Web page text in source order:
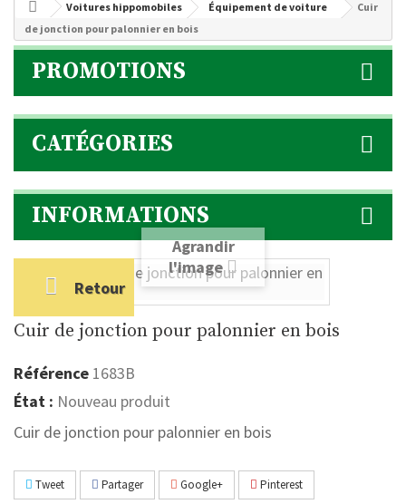
Voitures hippomobiles Équipement de voiture
Cuir
de jonction pour palonnier en bois
PROMOTIONS
CATÉGORIES
INFORMATIONS
Retour
Agrandir
l'image
Cuir de jonction pour palonnier en bois
Référence 1683B
État : Nouveau produit
Cuir de jonction pour palonnier en bois
Tweet Partager Google+ Pinterest